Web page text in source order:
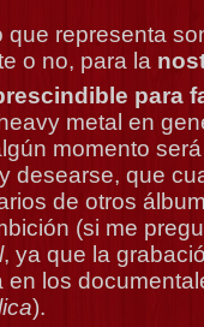
que representa
o no, para la
para
metal en
momento
desearse, que
de otros
(si me
, ya que la
en los
).